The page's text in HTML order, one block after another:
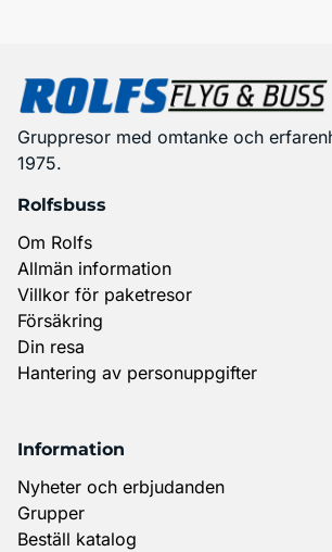
Gruppresor med omtanke och
1975.
Rolfsbuss
Om Rolfs
Allmän information
Villkor för paketresor
Försäkring
Din resa
Hantering av personuppgifter
Information
Nyheter och erbjudanden
Grupper
Beställ katalog